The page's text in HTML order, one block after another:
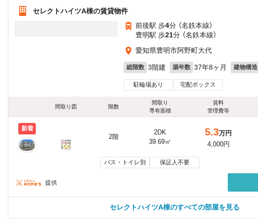
セレクトハイツA棟の賃貸物件
前後駅 歩4分 （名鉄本線）
豊明駅 歩21分 （名鉄本線）
愛知県豊明市阿野町大代
総階数 3階建 築年数 37年8ヶ月 建物構造
駐輪場あり 宅配ボックス
間取り図 階数
間取り
専有面積
賃料
管理費等
新着
2階
2DK
39.69㎡
5.3万円
4,000円
バス・トイレ別 保証人不要
提供
セレクトハイツA棟のすべての部屋を見る